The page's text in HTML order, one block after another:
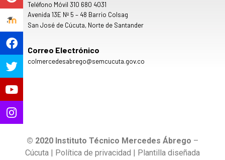
Teléfono Móvil 310 680 4031
Avenida 13E Nº 5 – 48 Barrio Colsag
San José de Cúcuta, Norte de Santander
Correo Electrónico
colmercedesabrego@semcucuta.gov.co
© 2020 Instituto Técnico Mercedes Ábrego –
Cúcuta | Política de privacidad | Plantilla diseñada